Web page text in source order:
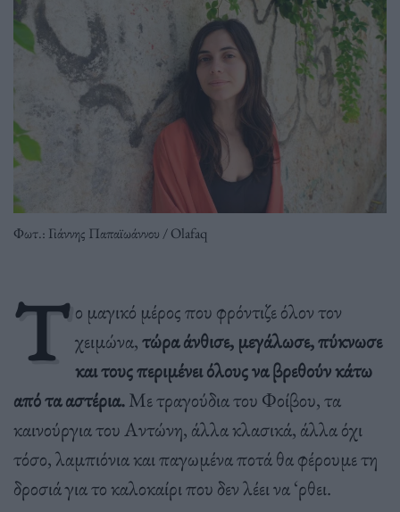
Φωτ.: Γιάννης Παπαϊωάννου / Olafaq
T ο μαγικό μέρος που φρόντιζε όλον τον
χειμώνα,τώρα άνθισε, μεγάλωσε, πύκνωσε
και τους περιμένει όλους να βρεθούν κάτω
από τα αστέρια.Με τραγούδια του Φοίβου, τα
καινούργια του Αντώνη, άλλα κλασικά, άλλα όχι
τόσο, λαμπιόνια και παγωμένα ποτά θα φέρουμε τη
δροσιά για το καλοκαίρι που δεν λέει να ‘ρθει.